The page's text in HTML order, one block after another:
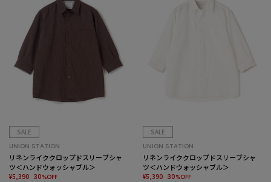
SALE
UNION STATION
リネンライククロップドスリーブシャ
ツ＜ハンドウォッシャブル＞
¥5,390 30%OFF
SALE
UNION STATION
リネンライククロップドスリーブシャ
ツ＜ハンドウォッシャブル＞
¥5,390 30%OFF